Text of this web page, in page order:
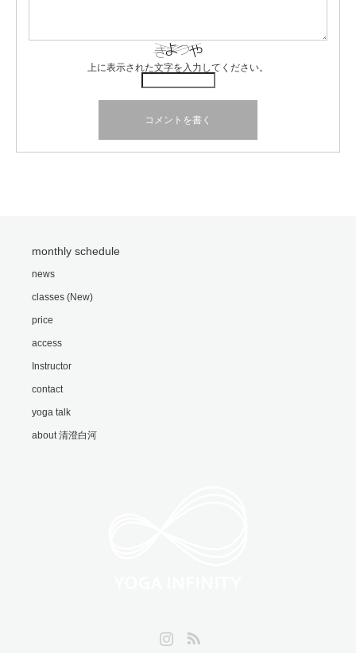
上に表示された文字を入力してください。
monthly schedule
news
classes (New)
price
access
Instructor
contact
yoga talk
about 清澄白河